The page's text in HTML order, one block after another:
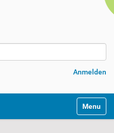
Anmelden
Toggle